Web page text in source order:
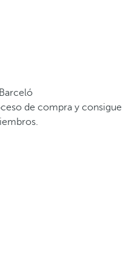
de compra y consigue